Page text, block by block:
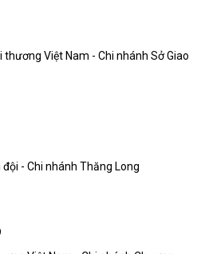
ý cho các tác vụ hàng ngày.
là dòng sản phẩm trung cấp của iPad với
hỗ trợ Apple Pencil và cung cấp các
là phiên bản thu gọn của iPad với
Bảng máy tính này dễ dàng mang theo
Apple Pencil và có hiệu năng tốt để xử
là dòng máy tính bảng cao cấp nhất
kế đặc biệt cho nhu cầu chuyên nghiệp
thương Việt Nam - Chi nhánh Sở Giao
- Chi nhánh Thăng Long